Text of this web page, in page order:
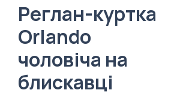
Реглан-куртка
Orlando
чоловіча на
блискавці